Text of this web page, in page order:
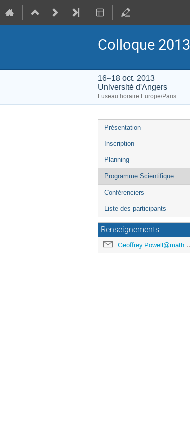
Colloque
16–18 oct. 2013
Université d'Angers
Fuseau horaire Europe/Paris
Menu
de
Présentation
Inscription
Planning
Programme Scientifique
Conférenciers
Liste des participants
Renseignements
Geoffrey.Powell@math.cnrs.fr